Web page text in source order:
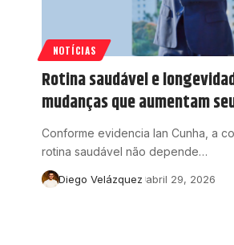
NOTÍCIAS
Rotina saudável e
mudanças que aumentam
Conforme evidencia Ian Cunha, a
rotina saudável não depende…
Diego Velázquez abril 29, 2026